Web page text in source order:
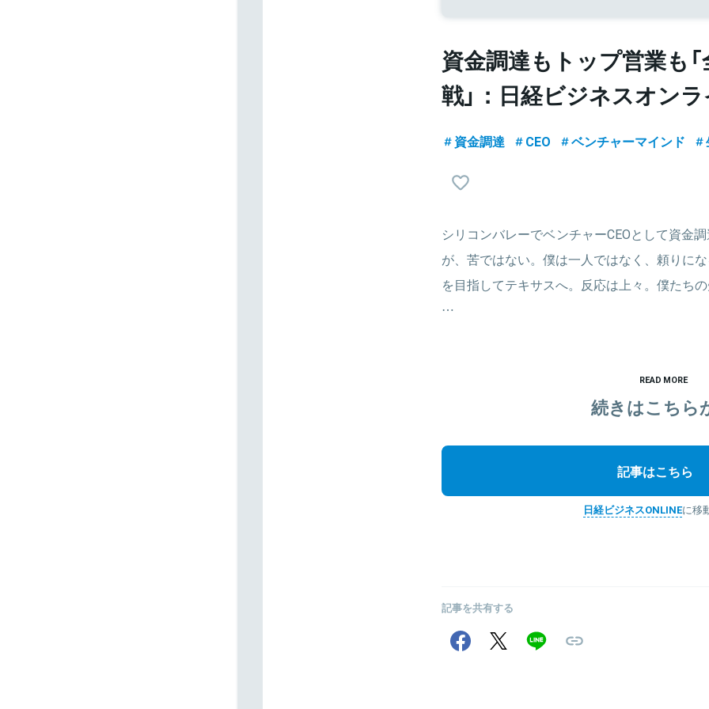
資金調達もトップ営業も
戦」：日経ビジネスオン
資金調達 CEO ベンチャーマインド
シリコンバレーでベンチャーCEOとして資金
が、苦ではない。僕は一人ではなく、頼りに
を目指してテキサスへ。反応は上々。僕たち
…
READ MORE
続きはこちら
記事はこちら
日経ビジネスONLINEに移
記事を共有する